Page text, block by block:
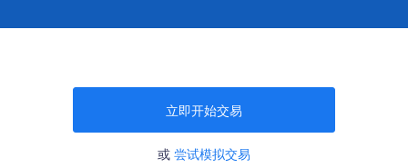
立即开始交易
或 尝试模拟交易